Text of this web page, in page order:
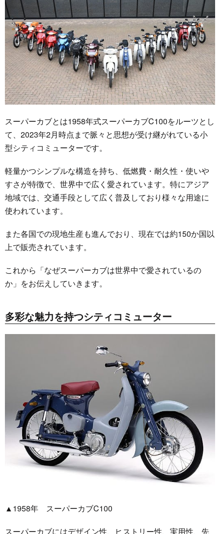
スーパーカブとは1958年式スーパーカブC100をルーツとし
て、2023年2月時点まで脈々と思想が受け継がれている小
型シティコミューターです。
軽量かつシンプルな構造を持ち、低燃費・耐久性・使いや
すさが特徴で、世界中で広く愛されています。特にアジア
地域では、交通手段として広く普及しており様々な用途に
使われています。
また各国での現地生産も進んでおり、現在では約150か国以
上で販売されています。
これから「なぜスーパーカブは世界中で愛されているの
か」をお伝えしていきます。
多彩な魅力を持つシティコミューター
▲1958年 スーパーカブC100
スーパーカブにはデザイン性、ヒストリー性、実用性、先